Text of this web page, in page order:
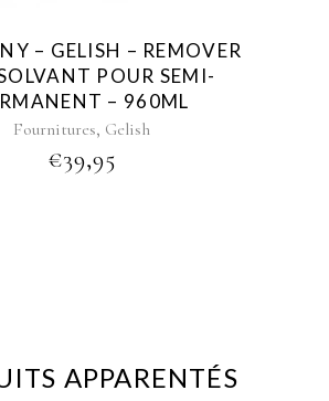
– GELISH – REMOVER
POUR SEMI-
– 960ML
Fournitures, Gelish
€39,95
APPARENTÉS